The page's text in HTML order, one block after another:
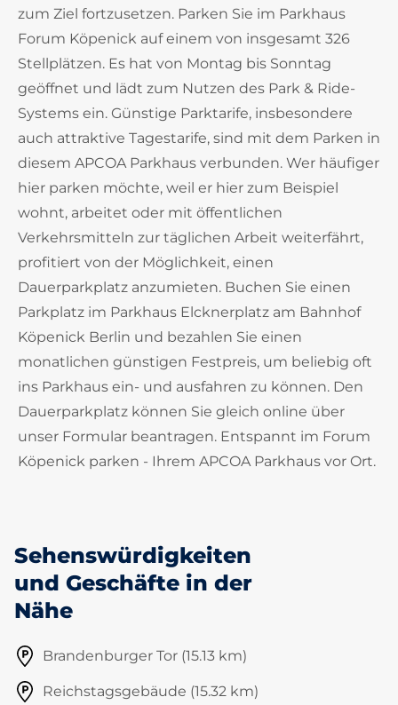
zum Ziel fortzusetzen. Parken Sie im Parkhaus
Forum Köpenick auf einem von insgesamt 326
Stellplätzen. Es hat von Montag bis Sonntag
geöffnet und lädt zum Nutzen des Park & Ride-
Systems ein. Günstige Parktarife, insbesondere
auch attraktive Tagestarife, sind mit dem Parken in
diesem APCOA Parkhaus verbunden. Wer häufiger
hier parken möchte, weil er hier zum Beispiel
wohnt, arbeitet oder mit öffentlichen
Verkehrsmitteln zur täglichen Arbeit weiterfährt,
profitiert von der Möglichkeit, einen
Dauerparkplatz anzumieten. Buchen Sie einen
Parkplatz im Parkhaus Elcknerplatz am Bahnhof
Köpenick Berlin und bezahlen Sie einen
monatlichen günstigen Festpreis, um beliebig oft
ins Parkhaus ein- und ausfahren zu können. Den
Dauerparkplatz können Sie gleich online über
unser Formular beantragen. Entspannt im Forum
Köpenick parken - Ihrem APCOA Parkhaus vor Ort.
Sehenswürdigkeiten
und Geschäfte in der
Nähe
Brandenburger Tor (15.13 km)
Reichstagsgebäude (15.32 km)